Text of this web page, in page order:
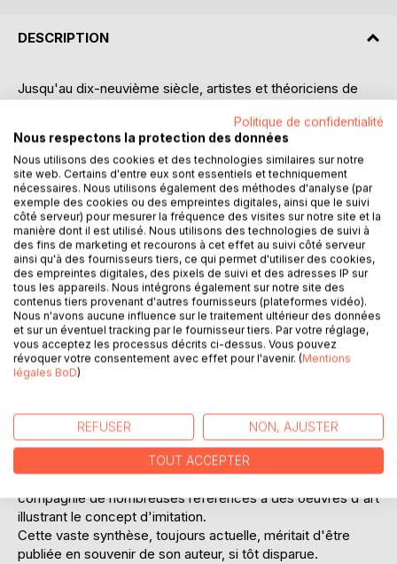
DESCRIPTION
Jusqu'au dix-neuvième siècle, artistes et théoriciens de
imitation de la nature. En effet, dans toute réflexion sur l'art,
et sur l'art de peindre en particulier, le problème de
l'imitation est d'enjeu : "Pourquoi peignez-vous ce chêne,
puisqu'il est déjà là ?", telle est la question du paysan à
Théodore Rousseau, comme le rappelle E. Gilson dans
"Peinture et réalité". Cette question naïve et toute de bon
sens nous mène à l'absurdité que frôle la peinture, voire
peut-être qu'elle est.
De nos jours, la notion d'imitation peut-elle encore
fonctionner comme grille de lecture de l'histoire de l'art ?
Au fil de l'histoire des idées, de Platon à Lévinas, l'imitation
est considérée tour à tour comme un idéal ou bien tombe
en disgrâce.
Cet essai de philosophie, issu d'un mémoire universitaire
controverses qui entourent la notion d'imitation dans l'art
en général et dans la peinture en particulier.
Philosophes, théoriciens de l'art, peintres, sculpteurs et
universitaires s'y trouvent abondamment cités, en
compagnie de nombreuses références à des oeuvres d'art
illustrant le concept d'imitation.
Cette vaste synthèse, toujours actuelle, méritait d'être
publiée en souvenir de son auteur, si tôt disparue.
Politique de confidentialité
Nous respectons la protection des données
Nous utilisons des cookies et des technologies similaires sur notre
site web. Certains d'entre eux sont essentiels et techniquement
nécessaires. Nous utilisons également des méthodes d'analyse (par
exemple des cookies ou des empreintes digitales, ainsi que le suivi
côté serveur) pour mesurer la fréquence des visites sur notre site et la
manière dont il est utilisé. Nous utilisons des technologies de suivi à
des fins de marketing et recourons à cet effet au suivi côté serveur
ainsi qu'à des fournisseurs tiers, ce qui permet d'utiliser des cookies,
des empreintes digitales, des pixels de suivi et des adresses IP sur
tous les appareils. Nous intégrons également sur notre site des
contenus tiers provenant d'autres fournisseurs (plateformes vidéo).
Nous n'avons aucune influence sur le traitement ultérieur des données
et sur un éventuel tracking par le fournisseur tiers. Par votre réglage,
vous acceptez les processus décrits ci-dessus. Vous pouvez
révoquer votre consentement avec effet pour l'avenir. (Mentions
légales BoD)
REFUSER NON, AJUSTER
TOUT ACCEPTER